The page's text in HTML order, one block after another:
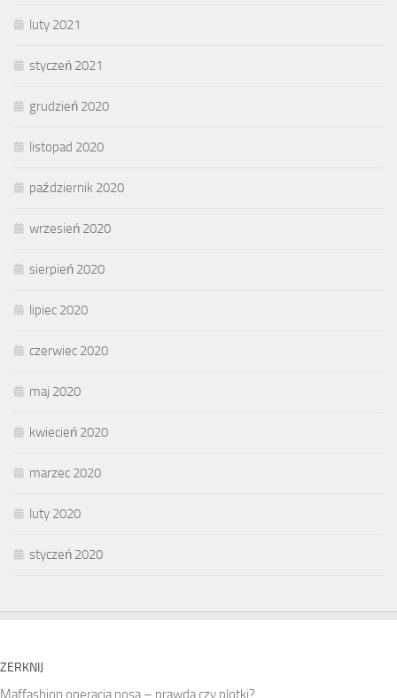
luty 2021
styczeń 2021
grudzień 2020
listopad 2020
październik 2020
wrzesień 2020
sierpień 2020
lipiec 2020
czerwiec 2020
maj 2020
kwiecień 2020
marzec 2020
luty 2020
styczeń 2020
ZERKNIJ
Maffashion operacja nosa – prawda czy plotki?